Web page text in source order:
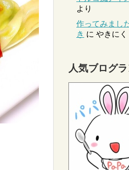
より
作ってみまし
き に やきにく
人気ブログ